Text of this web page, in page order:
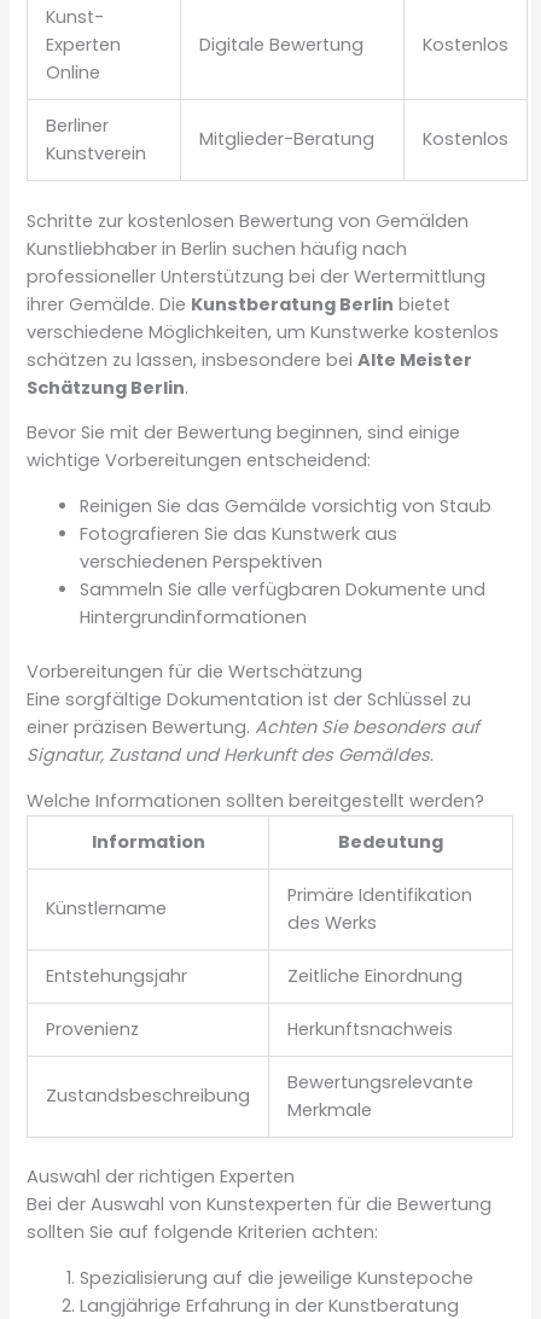
Kunst-
Experten
Online
Digitale Bewertung Kostenlos
Berliner
Kunstverein
Mitglieder-Beratung Kostenlos
Schritte zur kostenlosen Bewertung von Gemälden
Kunstliebhaber in Berlin suchen häufig nach
professioneller Unterstützung bei der Wertermittlung
ihrer Gemälde. Die Kunstberatung Berlin bietet
verschiedene Möglichkeiten, um Kunstwerke kostenlos
schätzen zu lassen, insbesondere beiAlte Meister
Schätzung Berlin.
Bevor Sie mit der Bewertung beginnen, sind einige
wichtige Vorbereitungen entscheidend:
Reinigen Sie das Gemälde vorsichtig von Staub
Fotografieren Sie das Kunstwerk aus
verschiedenen Perspektiven
Sammeln Sie alle verfügbaren Dokumente und
Hintergrundinformationen
Vorbereitungen für die Wertschätzung
Eine sorgfältige Dokumentation ist der Schlüssel zu
einer präzisen Bewertung.Achten Sie besonders auf
Signatur, Zustand und Herkunft des Gemäldes.
Welche Informationen sollten bereitgestellt werden?
Information
Bedeutung
Künstlername
Primäre Identifikation
des Werks
Entstehungsjahr Zeitliche Einordnung
Provenienz Herkunftsnachweis
Zustandsbeschreibung
Bewertungsrelevante
Merkmale
Auswahl der richtigen Experten
Bei der Auswahl von Kunstexperten für die Bewertung
sollten Sie auf folgende Kriterien achten:
Spezialisierung auf die jeweilige Kunstepoche
Langjährige Erfahrung in der Kunstberatung